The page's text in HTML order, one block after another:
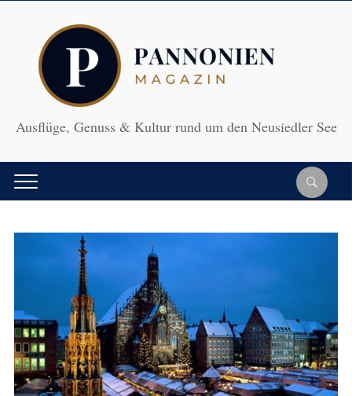
Ausflüge, Genuss & Kultur rund um den Neusiedler See